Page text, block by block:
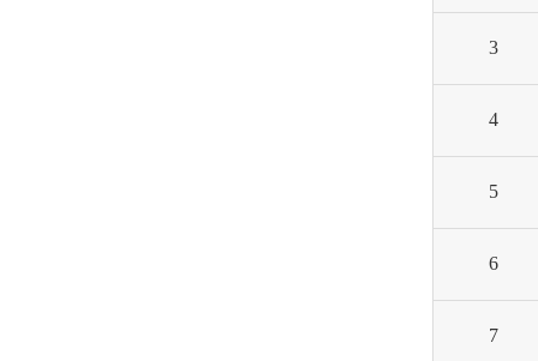
3
4
5
6
7